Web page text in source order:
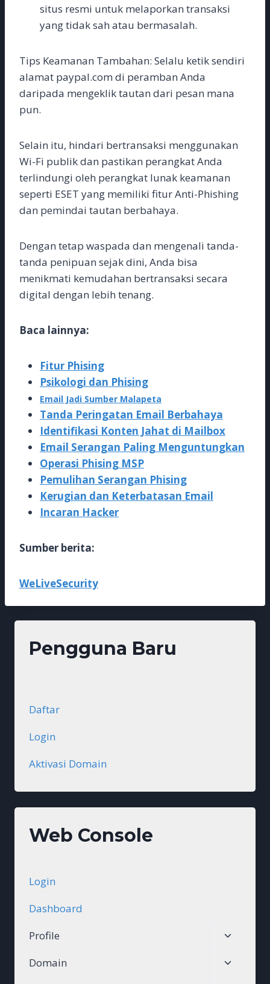
situs resmi untuk melaporkan transaksi
yang tidak sah atau bermasalah.
Tips Keamanan Tambahan: Selalu ketik sendiri
alamat paypal.com di peramban Anda
daripada mengeklik tautan dari pesan mana
pun.
Selain itu, hindari bertransaksi menggunakan
Wi-Fi publik dan pastikan perangkat Anda
terlindungi oleh perangkat lunak keamanan
seperti ESET yang memiliki fitur Anti-Phishing
dan pemindai tautan berbahaya.
Dengan tetap waspada dan mengenali tanda-
tanda penipuan sejak dini, Anda bisa
menikmati kemudahan bertransaksi secara
digital dengan lebih tenang.
Baca lainnya:
Fitur Phising
Psikologi dan Phising
Email Jadi Sumber Malapeta
Tanda Peringatan Email Berbahaya
Identifikasi Konten Jahat di Mailbox
Email Serangan Paling Menguntungkan
Operasi Phising MSP
Pemulihan Serangan Phising
Kerugian dan Keterbatasan Email
Incaran Hacker
Sumber berita:
WeLiveSecurity
Pengguna Baru
Daftar
Login
Aktivasi Domain
Web Console
Login
Dashboard
Profile
Toggle
menu
Domain
Toggle